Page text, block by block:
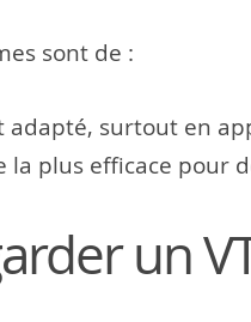
sont de :
surtout en
plus efficace pour
un